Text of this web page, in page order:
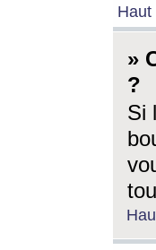
Haut
»
?
Si